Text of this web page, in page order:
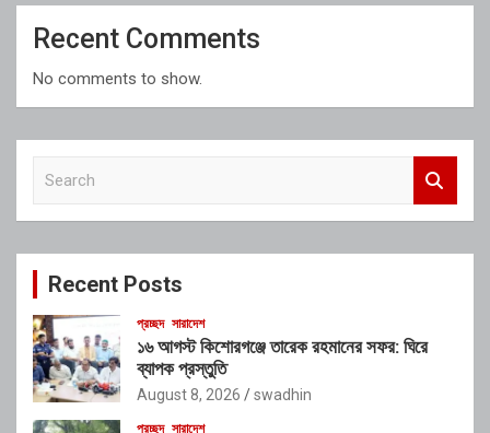
Recent Comments
No comments to show.
c
Recent Posts
প্রচ্ছদ সারাদেশ
১৬ আগস্ট কিশোরগঞ্জে তারেক রহমানের সফর: ঘিরে
ব্যাপক প্রস্তুতি
August 8, 2026 swadhin
প্রচ্ছদ সারাদেশ